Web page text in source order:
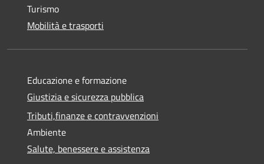
Turismo
Mobilità e trasporti
Educazione e formazione
Giustizia e sicurezza pubblica
Tributi,finanze e contravvenzioni
Ambiente
Salute, benessere e assistenza